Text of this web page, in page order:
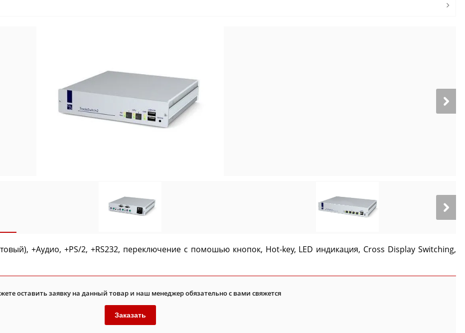
+Аудио, +PS/2, +RS232, переключение с помошью кнопок, Hot-key, LED индикация, Cross Display Switching,
оставить заявку на данный товар и наш менеджер обязательно с вами свяжется
Заказать